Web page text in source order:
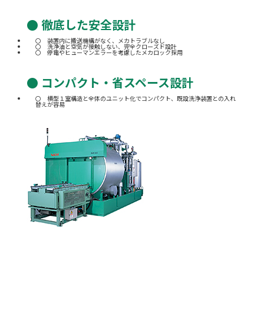
● 徹底した安全設計
装置内に搬送機構がなく、メカトラブルなし
洗浄油と空気が接触しない、完全クローズド設計
停電やヒューマンエラーを考慮したメカロック採用
● コンパクト・省スペース設計
横型１室構造と全体のユニット化でコンパクト、既設洗浄装置との入れ
替えが容易